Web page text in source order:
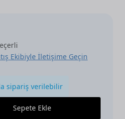
Ekibiyle İletişime Geçin
sipariş verilebilir
Sepete Ekle